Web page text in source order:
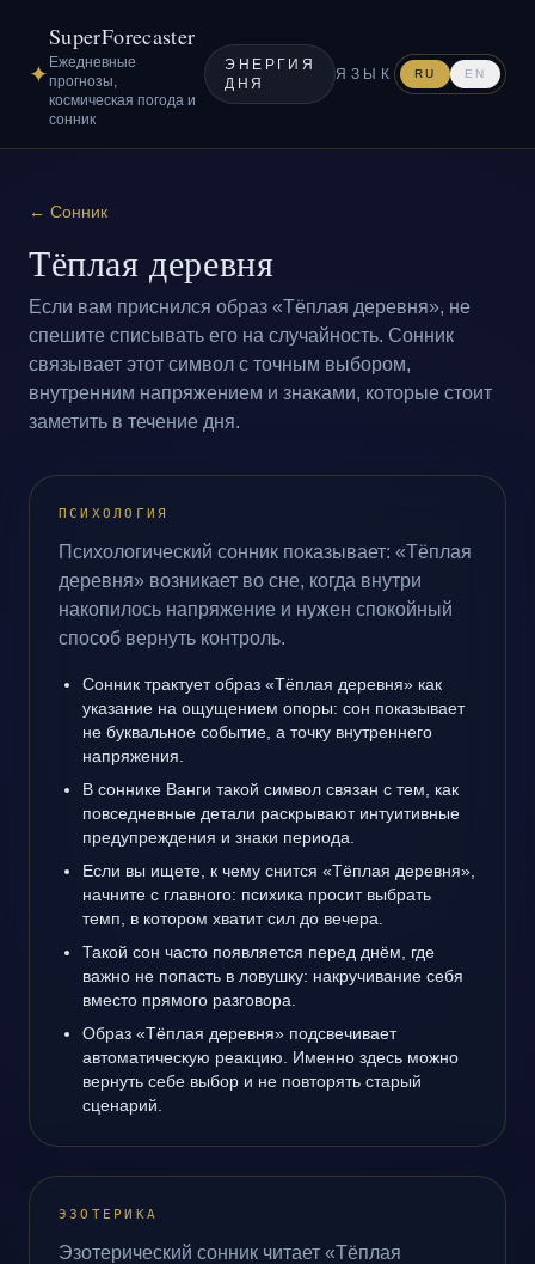
✦
SuperForecaster
Ежедневные
прогнозы,
космическая погода и
сонник
ЭНЕРГИЯ
ДНЯ
ЯЗЫК RU EN
← Сонник
Тёплая деревня
Если вам приснился образ «Тёплая деревня», не
спешите списывать его на случайность. Сонник
связывает этот символ с точным выбором,
внутренним напряжением и знаками, которые стоит
заметить в течение дня.
ПСИХОЛОГИЯ
Психологический сонник показывает: «Тёплая
деревня» возникает во сне, когда внутри
накопилось напряжение и нужен спокойный
способ вернуть контроль.
Сонник трактует образ «Тёплая деревня» как
указание на ощущением опоры: сон показывает
не буквальное событие, а точку внутреннего
напряжения.
В соннике Ванги такой символ связан с тем, как
повседневные детали раскрывают интуитивные
предупреждения и знаки периода.
Если вы ищете, к чему снится «Тёплая деревня»,
начните с главного: психика просит выбрать
темп, в котором хватит сил до вечера.
Такой сон часто появляется перед днём, где
важно не попасть в ловушку: накручивание себя
вместо прямого разговора.
Образ «Тёплая деревня» подсвечивает
автоматическую реакцию. Именно здесь можно
вернуть себе выбор и не повторять старый
сценарий.
ЭЗОТЕРИКА
Эзотерический сонник читает «Тёплая